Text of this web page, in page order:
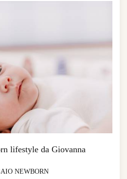
lifestyle da Giovanna
NEWBORN